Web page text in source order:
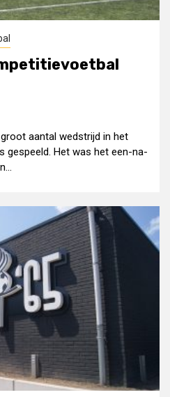
aantal wedstrijd in het
gespeeld. Het was het een-na-